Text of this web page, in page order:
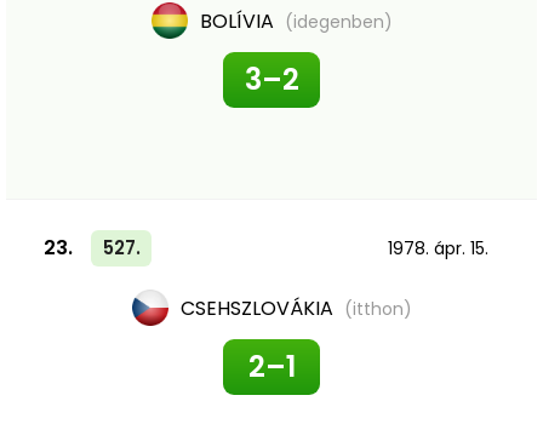
BOLÍVIA (idegenben)
3–2
23. 527. 1978. ápr. 15.
CSEHSZLOVÁKIA (itthon)
2–1